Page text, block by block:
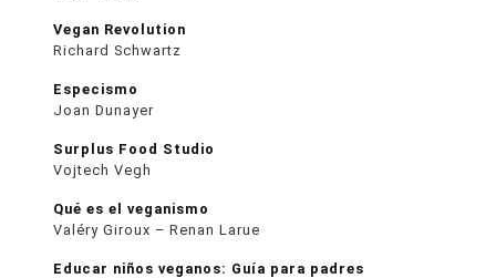
Vegan Revolution
Richard Schwartz
Especismo
Joan Dunayer
Surplus Food Studio
Vojtech Vegh
Qué es el veganismo
Valéry Giroux – Renan Larue
Educar niños veganos: Guía para padres